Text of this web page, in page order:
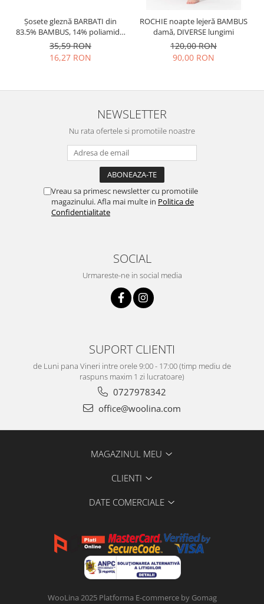
Șosete gleznă BARBATI din
83.5% BAMBUS, 14% poliamidă,
2% elastan si 0.5% PPE, grosime
medie
35,59 RON
16,27 RON
ROCHIE noapte lejeră BAMBUS
damă, DIVERSE lungimi
120,00 RON
90,00 RON
NEWSLETTER
Nu rata ofertele si promotiile noastre
Vreau sa primesc newsletter cu promotiile
magazinului. Afla mai multe in Politica de
Confidentialitate
SOCIAL
Urmareste-ne in social media
SUPORT CLIENTI
de Luni pana Vineri intre orele 9:00 - 17:00 (timp mediu de
raspuns maxim 1 zi lucratoare)
0727978342
office@woolina.com
MAGAZINUL MEU
CLIENTI
DATE COMERCIALE
WooLina 2025 Platforma E-commerce by Gomag